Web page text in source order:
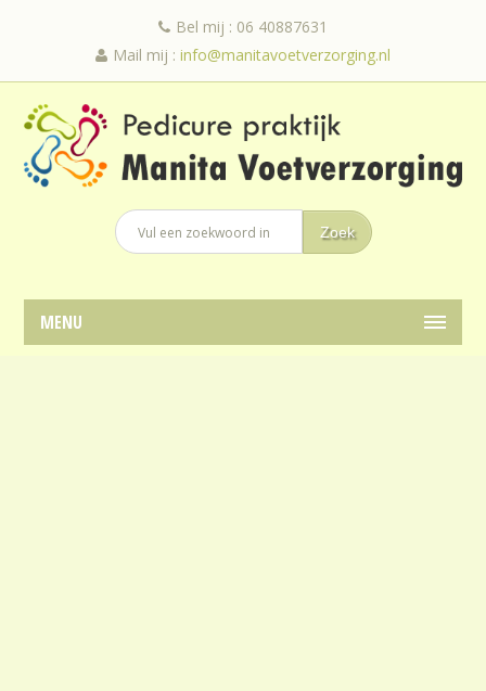
Bel mij : 06 40887631
Mail mij : info@manitavoetverzorging.nl
MENU